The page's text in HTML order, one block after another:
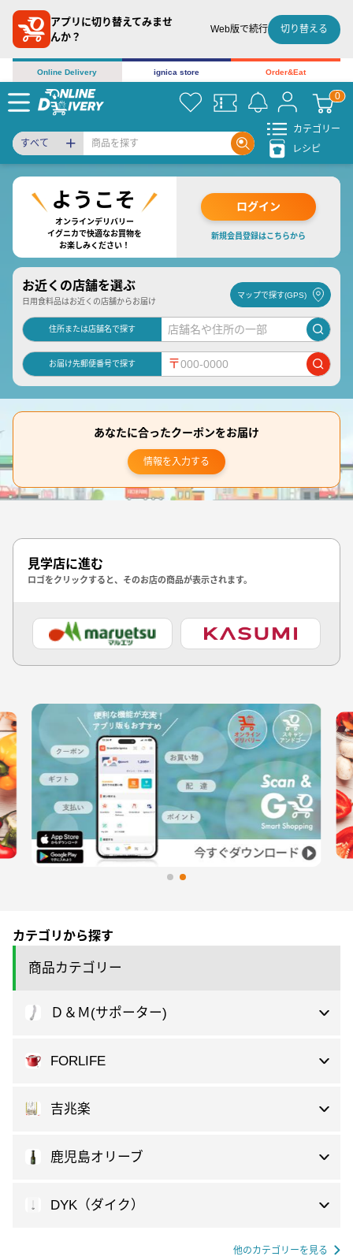
アプリに切り替えてみませ
んか？
Web版で続行 切り替える
Online Delivery ignica store Order&Eat
すべて
カテゴリー
レシピ
オンラインデリバリー
イグニカで快適なお買物を
お楽しみください！
ログイン
新規会員登録はこちらから
お近くの店舗を選ぶ
日用食料品はお近くの店舗からお届け
マップで探す(GPS)
住所または店舗名で探す
お届け先郵便番号で探す 〒
あなたに合ったクーポンをお届け
情報を入力する
見学店に進む
ロゴをクリックすると、そのお店の商品が表示されます。
カテゴリから探す
商品カテゴリー
Ｄ＆Ｍ(サポーター)
FORLIFE
吉兆楽
鹿児島オリーブ
DYK（ダイク）
他のカテゴリーを見る